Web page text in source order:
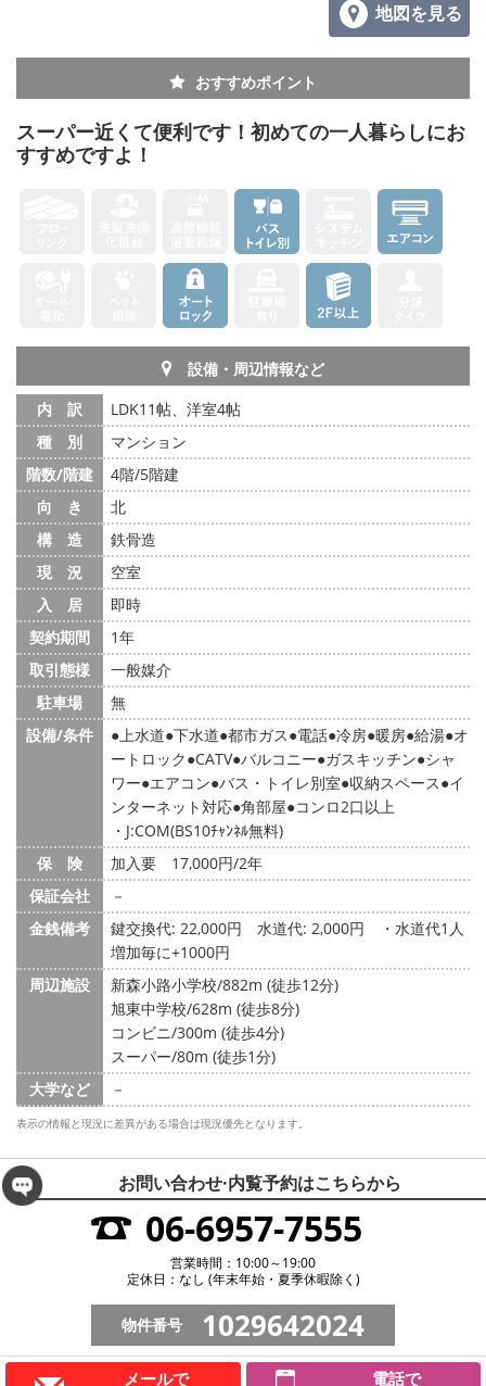
地図を見る
おすすめポイント
スーパー近くて便利です！初めての一人暮らしにお
すすめですよ！
設備・周辺情報など
内 訳
LDK11帖、洋室4帖
種 別
マンション
階数/階建
4階/5階建
向 き
北
構 造
鉄骨造
現 況
空室
入 居
即時
契約期間
1年
取引態様
一般媒介
駐車場
無
設備/条件
上水道 下水道 都市ガス 電話 冷房 暖房 給湯 オ
ートロック CATV バルコニー ガスキッチン シャ
ワー エアコン バス・トイレ別室 収納スペース イ
ンターネット対応 角部屋 コンロ2口以上
・J:COM(BS10ﾁｬﾝﾈﾙ無料)
保 険
加入要 17,000円/2年
保証会社
－
金銭備考
鍵交換代: 22,000円 水道代: 2,000円
・水道代1人
増加毎に+1000円
周辺施設
新森小路小学校/882m (徒歩12分)
旭東中学校/628m (徒歩8分)
コンビニ/300m (徒歩4分)
スーパー/80m (徒歩1分)
大学など
－
表示の情報と現況に差異がある場合は現況優先となります。
お問い合わせ·内覧予約はこちらから
06-6957-7555
営業時間：10:00～19:00
定休日：なし (年末年始・夏季休暇除く)
物件番号 1029642024
メールで 電話で